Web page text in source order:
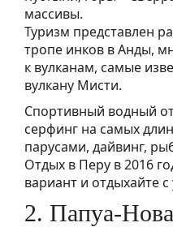
массивы.
Туризм представлен
тропе инков в Анды,
к вулканам, самые
вулкану Мисти.
Спортивный водный
серфинг на самых
парусами, дайвинг,
Отдых в Перу в 2016
вариант и отдыхайте
2. Папуа-